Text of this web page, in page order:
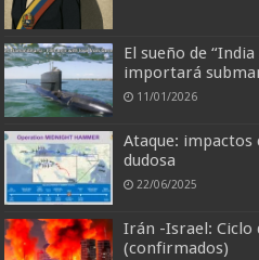
El sueño de
importará
11/01/2026
Ataque: impactos
dudosa
22/06/2025
Irán -Israel: Ciclo
(confirmados)